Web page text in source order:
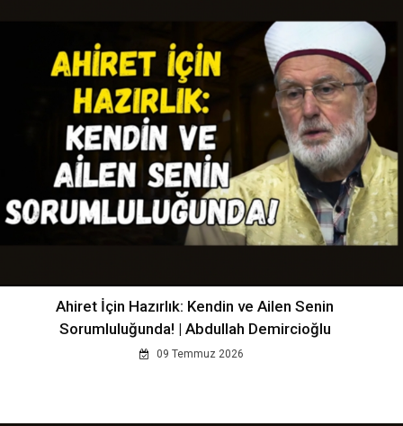
Ahiret İçin Hazırlık: Kendin ve Ailen Senin
Sorumluluğunda! | Abdullah Demircioğlu
09 Temmuz 2026